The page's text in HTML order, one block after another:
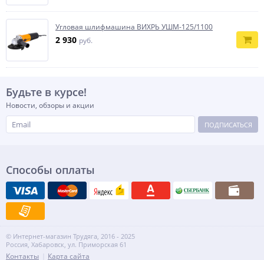
Угловая шлифмашина ВИХРЬ УШМ-125/1100
2 930 руб.
Будьте в курсе!
Новости, обзоры и акции
ПОДПИСАТЬСЯ
Способы оплаты
© Интернет-магазин Трудяга, 2016 - 2025
Россия, Хабаровск, ул. Приморская 61
Контакты Карта сайта